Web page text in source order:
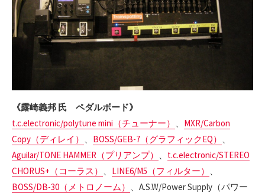
《露崎義邦 氏 ペダルボード》
t.c.electronic/polytune mini（チューナー） 、 MXR/Carbon
Copy（ディレイ） 、 BOSS/GEB-7（グラフィックEQ） 、
Aguilar/TONE HAMMER（プリアンプ） 、 t.c.electronic/STEREO
CHORUS+（コーラス） 、 LINE6/M5（フィルター） 、
BOSS/DB-30（メトロノーム） 、 A.S.W/Power Supply（パワー